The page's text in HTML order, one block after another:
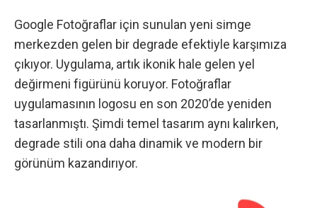
Google Fotoğraflar için sunulan yeni simge
merkezden gelen bir degrade efektiyle karşımıza
çıkıyor. Uygulama, artık ikonik hale gelen yel
değirmeni figürünü koruyor. Fotoğraflar
uygulamasının logosu en son 2020’de yeniden
tasarlanmıştı. Şimdi temel tasarım aynı kalırken,
degrade stili ona daha dinamik ve modern bir
görünüm kazandırıyor.